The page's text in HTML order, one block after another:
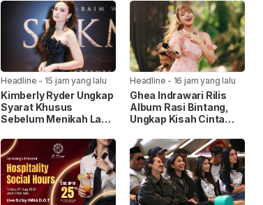
Headline - 15 jam yang lalu
Kimberly Ryder Ungkap
Syarat Khusus
Sebelum Menikah Lagi,
Pasangan
Headline - 16 jam yang lalu
Ghea Indrawari Rilis
Album Rasi Bintang,
Ungkap Kisah Cinta